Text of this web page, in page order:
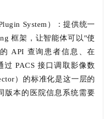
System）：提供统一
框架，让智能体可以"使
API 查询患者信息、在
PACS 接口调取影像数
）的标准化是这一层的
本的医院信息系统需要